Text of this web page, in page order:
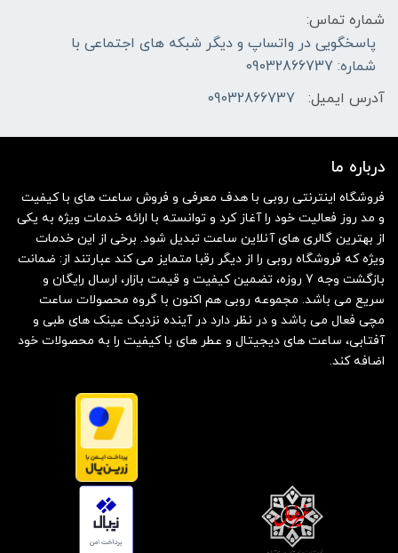
شماره تماس:
پاسخگویی در واتساپ و دیگر شبکه های اجتماعی با
شماره: 09032866737
آدرس ایمیل:
09032866737
درباره ما
فروشگاه اینترنتی روبی با هدف معرفی و فروش ساعت های با کیفیت
و مد روز فعالیت خود را آغاز کرد و توانسته با ارائه خدمات ویژه به یکی
از بهترین گالری های آنلاین ساعت تبدیل شود. برخی از این خدمات
ویژه که فروشگاه روبی را از دیگر رقبا متمایز می کند عبارتند از: ضمانت
بازگشت وجه 7 روزه، تضمین کیفیت و قیمت بازار، ارسال رایگان و
سریع می باشد. مجموعه روبی هم اکنون با گروه محصولات ساعت
مچی فعال می باشد و در نظر دارد در آینده نزدیک عینک های طبی و
آفتابی، ساعت های دیجیتال و عطر های با کیفیت را به محصولات خود
اضافه کند.